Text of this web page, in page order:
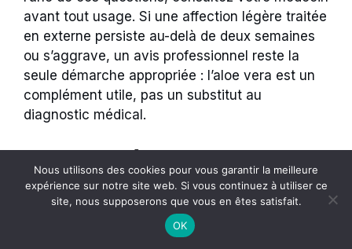
avant tout usage. Si une affection légère traitée
en externe persiste au-delà de deux semaines
ou s’aggrave, un avis professionnel reste la
seule démarche appropriée : l’aloe vera est un
complément utile, pas un substitut au
diagnostic médical.
Questions fréquentes
Quelle partie de l’aloe vera soigne vraiment
Nous utilisons des cookies pour vous garantir la meilleure
expérience sur notre site web. Si vous continuez à utiliser ce
site, nous supposerons que vous en êtes satisfait.
OK